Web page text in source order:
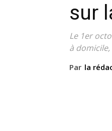
sur
Le 1er
à domicile,
Par la